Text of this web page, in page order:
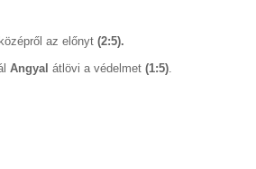
az előnyt (2:5).
Angyal átlövi a védelmet (1:5).